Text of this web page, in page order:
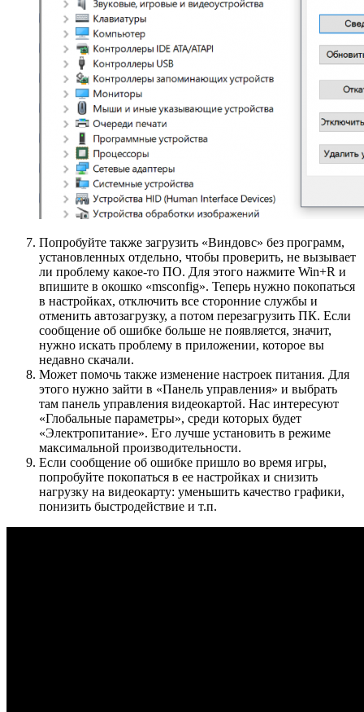
Попробуйте также загрузить «Виндовс» без программ,
установленных отдельно, чтобы проверить, не вызывает
ли проблему какое-то ПО. Для этого нажмите Win+R и
впишите в окошко «msconfig». Теперь нужно покопаться
в настройках, отключить все сторонние службы и
отменить автозагрузку, а потом перезагрузить ПК. Если
сообщение об ошибке больше не появляется, значит,
нужно искать проблему в приложении, которое вы
недавно скачали.
Может помочь также изменение настроек питания. Для
этого нужно зайти в «Панель управления» и выбрать
там панель управления видеокартой. Нас интересуют
«Глобальные параметры», среди которых будет
«Электропитание». Его лучше установить в режиме
максимальной производительности.
Если сообщение об ошибке пришло во время игры,
попробуйте покопаться в ее настройках и снизить
нагрузку на видеокарту: уменьшить качество графики,
понизить быстродействие и т.п.